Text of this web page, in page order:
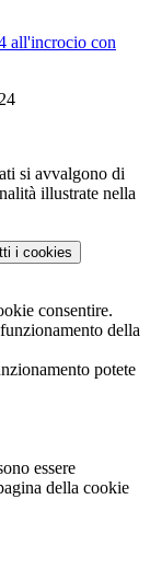
all'incrocio con
si avvalgono di
illustrate nella
i cookies
consentire.
della
potete
essere
della cookie